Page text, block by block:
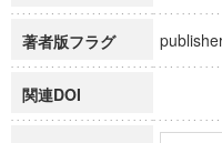
著者版フラグ
関連DOI